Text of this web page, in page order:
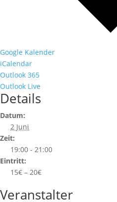
Google Kalender
iCalendar
Outlook 365
Outlook Live
Details
Datum:
2 Juni
Zeit:
19:00 - 21:00
Eintritt:
15€ – 20€
Veranstalter